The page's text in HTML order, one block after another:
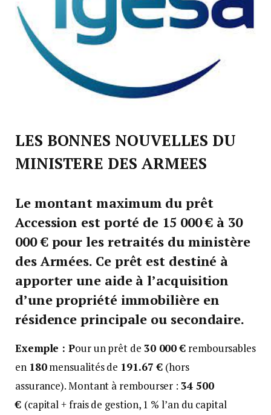
LES BONNES NOUVELLES DU
MINISTERE DES ARMEES
Le montant maximum du prêt
Accession est porté de 15 000 € à 30
000 € pour les retraités du ministère
des Armées. Ce prêt est destiné à
apporter une aide à l’acquisition
d’une propriété immobilière en
résidence principale ou secondaire.
Exemple : Pour un prêt de 30 000 € remboursables
en 180mensualités de 191.67 € (hors
assurance). Montant à rembourser :34 500
€ (capital + frais de gestion, 1 % l’an du capital